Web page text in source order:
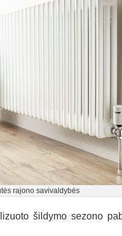
rajono savivaldybės
šildymo sezono